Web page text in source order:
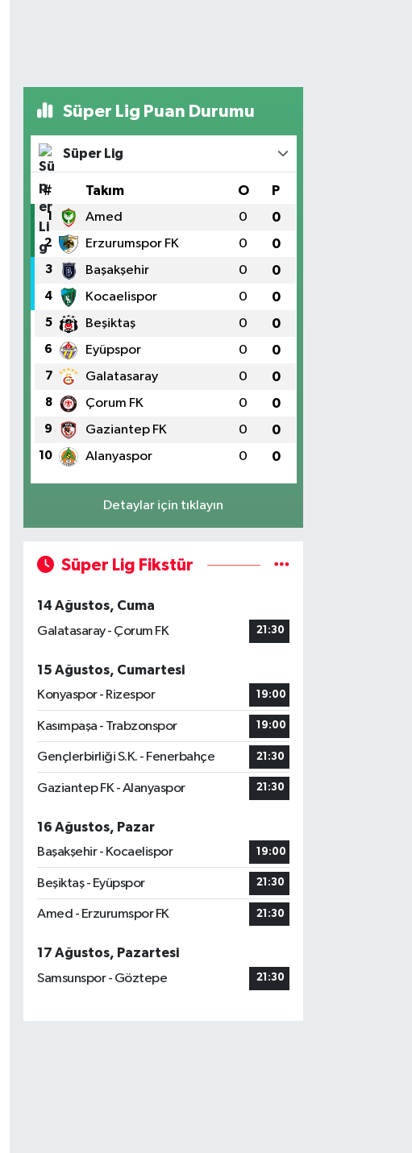
Süper Lig Puan Durumu
Süper Lig
# Takım O P
1 Amed 0 0
2 Erzurumspor FK 0 0
3 Başakşehir 0 0
4 Kocaelispor 0 0
5 Beşiktaş 0 0
6 Eyüpspor 0 0
7 Galatasaray 0 0
8 Çorum FK 0 0
9 Gaziantep FK 0 0
10 Alanyaspor 0 0
Detaylar için tıklayın
Süper Lig Fikstür
14 Ağustos, Cuma
Galatasaray - Çorum FK
21:30
15 Ağustos, Cumartesi
Konyaspor - Rizespor
19:00
Kasımpaşa - Trabzonspor 19:00
Gençlerbirliği S.K. - Fenerbahçe 21:30
Gaziantep FK - Alanyaspor 21:30
16 Ağustos, Pazar
Başakşehir - Kocaelispor
19:00
Beşiktaş - Eyüpspor 21:30
Amed - Erzurumspor FK 21:30
17 Ağustos, Pazartesi
Samsunspor - Göztepe
21:30